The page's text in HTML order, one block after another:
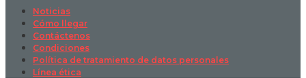
Noticias
Cómo llegar
Contáctenos
Condiciones
Política de tratamiento de datos personales
Línea ética